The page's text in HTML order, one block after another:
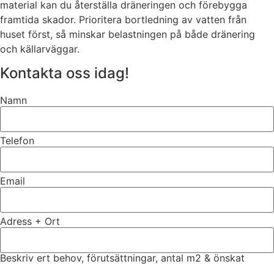
material kan du återställa dräneringen och förebygga
framtida skador. Prioritera bortledning av vatten från
huset först, så minskar belastningen på både dränering
och källarväggar.
Kontakta oss idag!
Namn
Telefon
Email
Adress + Ort
Beskriv ert behov, förutsättningar, antal m2 & önskat